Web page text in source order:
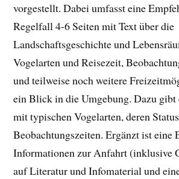
vorgestellt. Dabei umfasst eine
Regelfall 4-6 Seiten mit Text über die
Landschaftsgeschichte und
Vogelarten und Reisezeit,
und teilweise noch weitere
ein Blick in die Umgebung. Dazu gibt
mit typischen Vogelarten, deren
Beobachtungszeiten. Ergänzt ist eine
Informationen zur Anfahrt (inklusive
auf Literatur und Infomaterial und